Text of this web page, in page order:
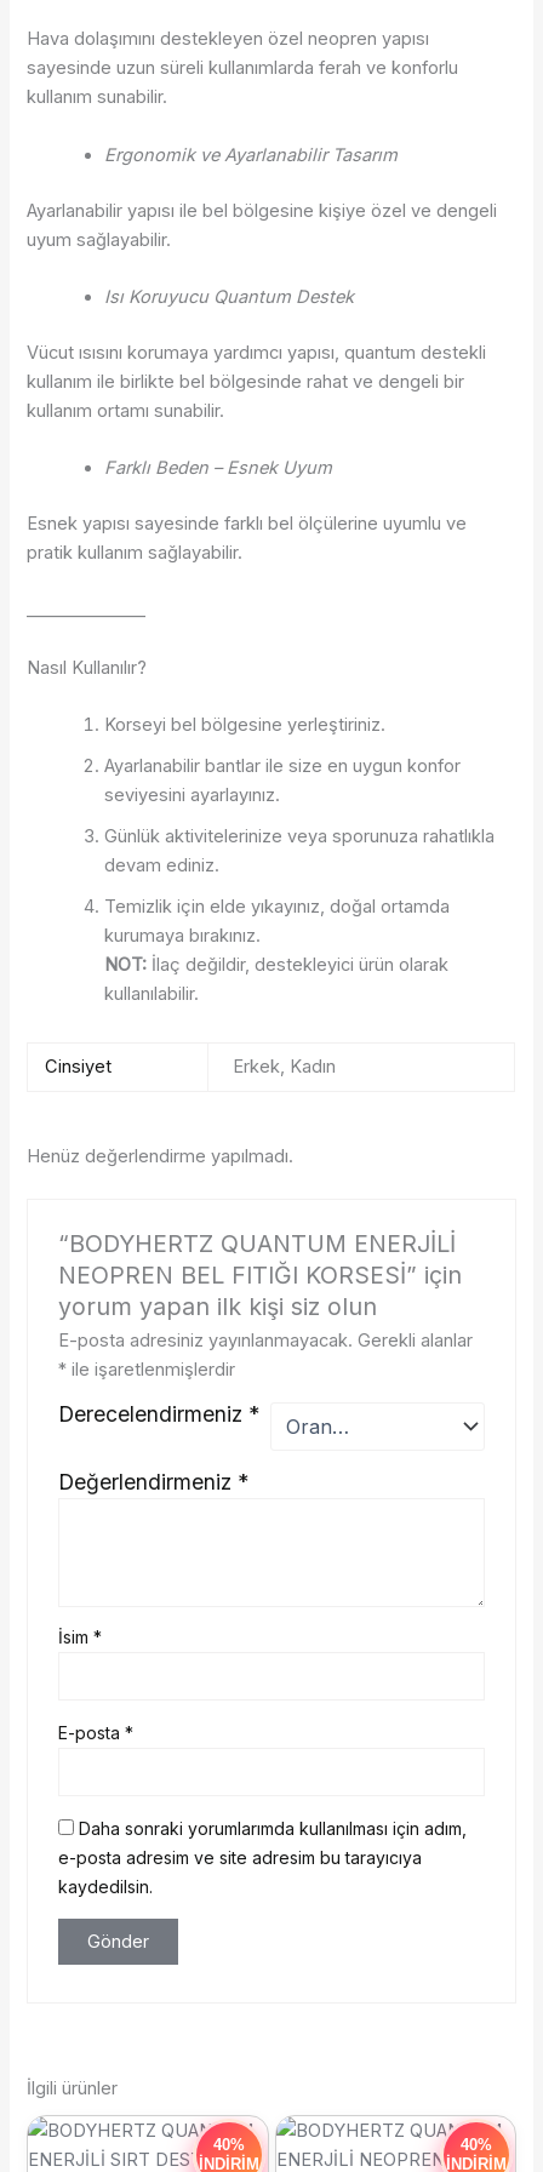
Hava dolaşımını destekleyen özel neopren yapısı
sayesinde uzun süreli kullanımlarda ferah ve konforlu
kullanım sunabilir.
Ergonomik ve Ayarlanabilir Tasarım
Ayarlanabilir yapısı ile bel bölgesine kişiye özel ve dengeli
uyum sağlayabilir.
Isı Koruyucu Quantum Destek
Vücut ısısını korumaya yardımcı yapısı, quantum destekli
kullanım ile birlikte bel bölgesinde rahat ve dengeli bir
kullanım ortamı sunabilir.
Farklı Beden – Esnek Uyum
Esnek yapısı sayesinde farklı bel ölçülerine uyumlu ve
pratik kullanım sağlayabilir.
Nasıl Kullanılır?
Korseyi bel bölgesine yerleştiriniz.
Ayarlanabilir bantlar ile size en uygun konfor
seviyesini ayarlayınız.
Günlük aktivitelerinize veya sporunuza rahatlıkla
devam ediniz.
Temizlik için elde yıkayınız, doğal ortamda
kurumaya bırakınız.
NOT: İlaç değildir, destekleyici ürün olarak
kullanılabilir.
Cinsiyet Erkek, Kadın
Henüz değerlendirme yapılmadı.
“BODYHERTZ QUANTUM ENERJİLİ
NEOPREN BEL FITIĞI KORSESİ” için
yorum yapan ilk kişi siz olun
E-posta adresiniz yayınlanmayacak. Gerekli alanlar
* ile işaretlenmişlerdir
Derecelendirmeniz *
Değerlendirmeniz *
İsim *
E-posta *
Daha sonraki yorumlarımda kullanılması için adım,
e-posta adresim ve site adresim bu tarayıcıya
kaydedilsin.
İlgili ürünler
40%
İNDİRİM
Orijinal
fiyat:
Şu
andaki
Bu
ürünün
40%
İNDİRİM
Orijinal
fiyat:
Şu
Bu
ürünün